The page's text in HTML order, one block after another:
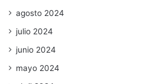
agosto 2024
julio 2024
junio 2024
mayo 2024